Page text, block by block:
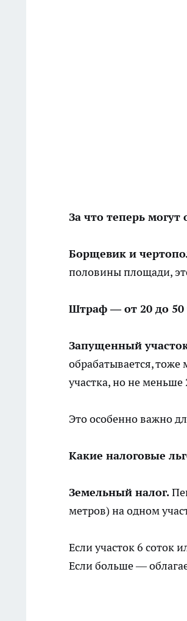
За что теперь
Борщевик и
половины площади,
Штраф — от 20 до 50
Запущенный
обрабатывается,
участка, но не меньше
Это особенно важно
Какие налоговые
Земельный налог.
метров) на одном
Если участок 6 соток
Если больше —